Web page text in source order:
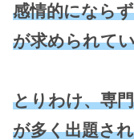
感情的になら
が求められて
とりわけ、専
が多く出題さ